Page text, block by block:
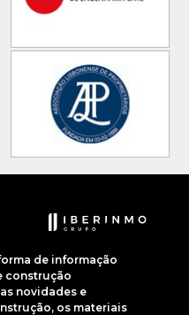
de informação
construção
novidades e
os materiais